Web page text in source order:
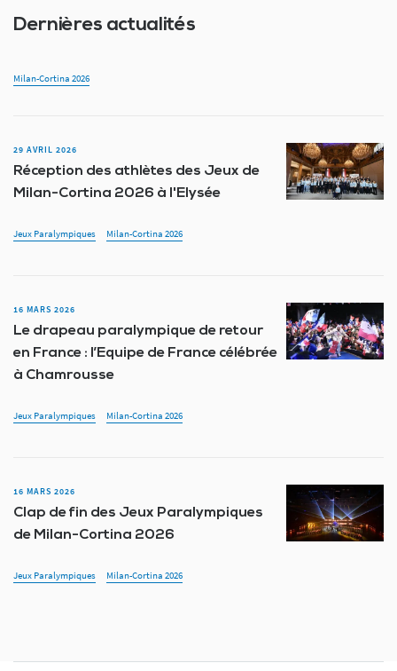
Dernières actualités
Milan-Cortina 2026
29 AVRIL 2026
Réception des athlètes des Jeux de
Milan-Cortina 2026 à l'Elysée
Jeux Paralympiques Milan-Cortina 2026
16 MARS 2026
Le drapeau paralympique de retour
en France : l’Equipe de France célébrée
à Chamrousse
Jeux Paralympiques Milan-Cortina 2026
16 MARS 2026
Clap de fin des Jeux Paralympiques
de Milan-Cortina 2026
Jeux Paralympiques Milan-Cortina 2026